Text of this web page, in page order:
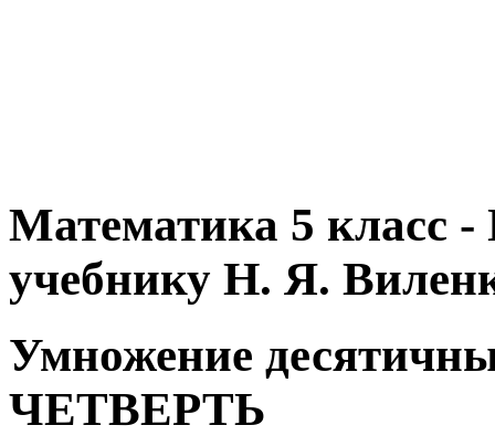
Математика 5 класс
учебнику Н. Я.
Умножение
ЧЕТВЕРТЬ